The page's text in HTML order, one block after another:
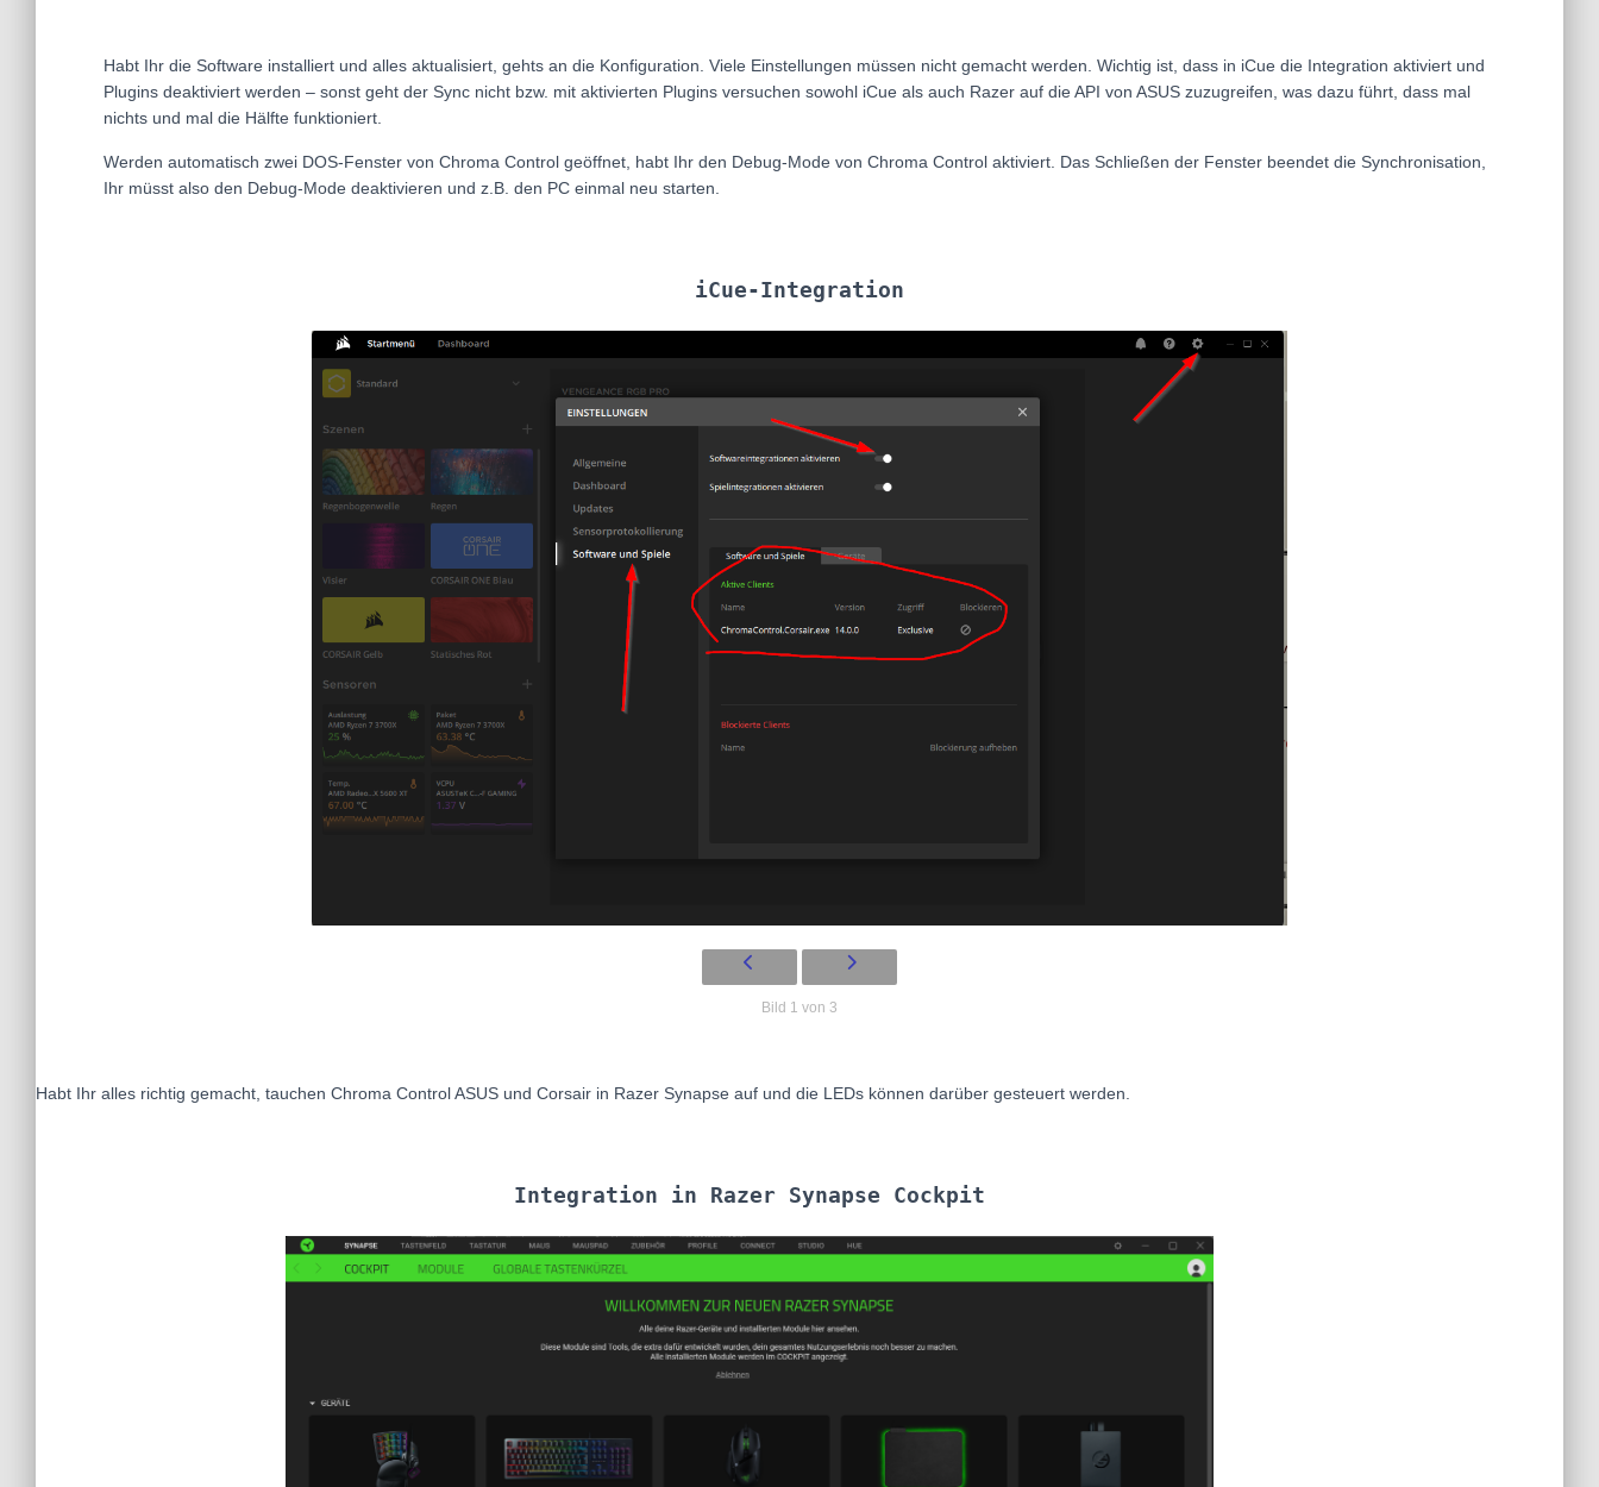
Habt Ihr die Software installiert und alles aktualisiert, gehts an die Konfiguration. Viele Einstellungen müssen nicht gemacht werden. Wichtig ist, dass in iCue die Integration aktiviert und
Plugins deaktiviert werden – sonst geht der Sync nicht bzw. mit aktivierten Plugins versuchen sowohl iCue als auch Razer auf die API von ASUS zuzugreifen, was dazu führt, dass mal
nichts und mal die Hälfte funktioniert.
Werden automatisch zwei DOS-Fenster von Chroma Control geöffnet, habt Ihr den Debug-Mode von Chroma Control aktiviert. Das Schließen der Fenster beendet die Synchronisation,
Ihr müsst also den Debug-Mode deaktivieren und z.B. den PC einmal neu starten.
iCue-Integration
Bild 1 von 3
Habt Ihr alles richtig gemacht, tauchen Chroma Control ASUS und Corsair in Razer Synapse auf und die LEDs können darüber gesteuert werden.
Integration in Razer Synapse Cockpit